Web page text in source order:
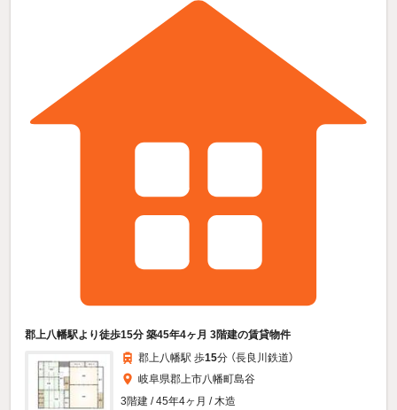
郡上八幡駅より徒歩15分 築45年4ヶ月 3階建の賃貸物件
郡上八幡駅 歩15分 （長良川鉄道）
岐阜県郡上市八幡町島谷
3階建 / 45年4ヶ月 / 木造